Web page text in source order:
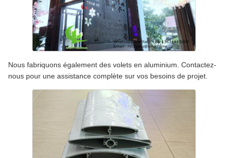
Nous fabriquons également des volets en aluminium. Contactez-
nous pour une assistance complète sur vos besoins de projet.